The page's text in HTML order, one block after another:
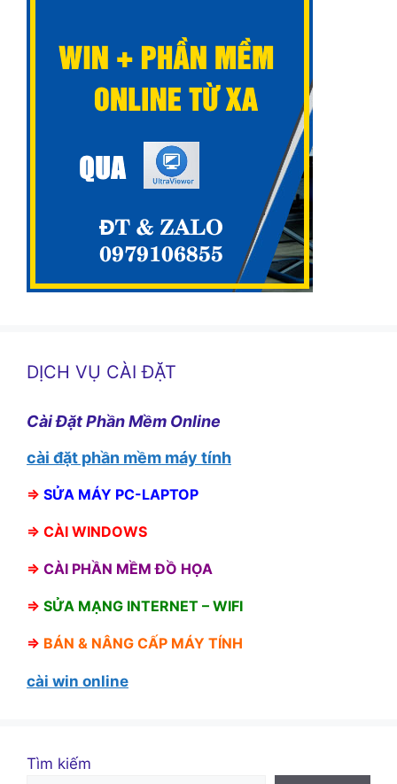
DỊCH VỤ CÀI ĐẶT
Cài Đặt Phần Mềm Online
cài đặt phần mềm máy tính
⇒ SỬA MÁY PC-LAPTOP
⇒ CÀI WINDOWS
⇒ CÀI PHẦN MỀM ĐỒ HỌA
⇒ SỬA MẠNG INTERNET – WIFI
⇒ BÁN & NÂNG CẤP MÁY TÍNH
cài win online
Tìm kiếm